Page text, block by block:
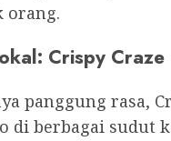
orang.
Crispy
panggung rasa,
di berbagai sudut